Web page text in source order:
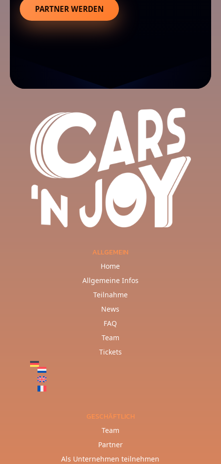
PARTNER WERDEN
ALLGEMEIN
Home
Allgemeine Infos
Teilnahme
News
FAQ
Team
Tickets
GESCHÄFTLICH
Team
Partner
Als Unternehmen teilnehmen